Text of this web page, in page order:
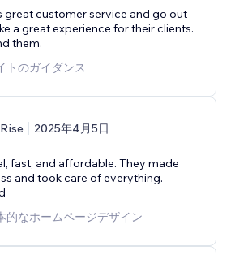
great customer service and go out
a great experience for their clients.
them.
トのガイダンス
2025年4月5日
fast, and affordable. They made
and took care of everything.
的なホームページデザイン